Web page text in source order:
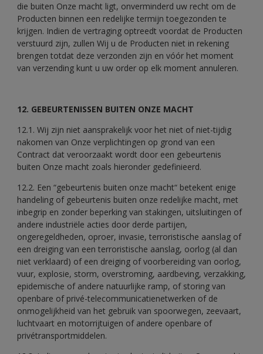
die buiten Onze macht ligt, onverminderd uw recht om de
Producten binnen een redelijke termijn toegezonden te
krijgen. Indien de vertraging optreedt voordat de Producten
verstuurd zijn, zullen Wij u de Producten niet in rekening
brengen totdat deze verzonden zijn en vóór het moment
van verzending kunt u uw order op elk moment annuleren.
12. GEBEURTENISSEN BUITEN ONZE MACHT
12.1. Wij zijn niet aansprakelijk voor het niet of niet-tijdig
nakomen van Onze verplichtingen op grond van een
Contract dat veroorzaakt wordt door een gebeurtenis
buiten Onze macht zoals hieronder gedefinieerd.
12.2. Een “gebeurtenis buiten onze macht“ betekent enige
handeling of gebeurtenis buiten onze redelijke macht, met
inbegrip en zonder beperking van stakingen, uitsluitingen of
andere industriële acties door derde partijen,
ongeregeldheden, oproer, invasie, terroristische aanslag of
een dreiging van een terroristische aanslag, oorlog (al dan
niet verklaard) of een dreiging of voorbereiding van oorlog,
vuur, explosie, storm, overstroming, aardbeving, verzakking,
epidemische of andere natuurlijke ramp, of storing van
openbare of privé-telecommunicatienetwerken of de
onmogelijkheid van het gebruik van spoorwegen, zeevaart,
luchtvaart en motorrijtuigen of andere openbare of
privétransportmiddelen.